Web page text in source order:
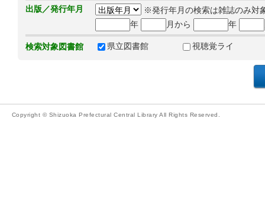
出版／発行年月
※発行年月の検索は雑誌のみ対
年
月から 年
検索対象図書館 県立図書館 視聴覚ライ
Copyright © Shizuoka Prefectural Central Library All Rights Reserved.